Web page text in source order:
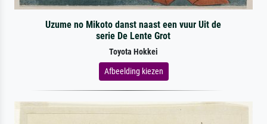
Uzume no Mikoto danst naast een vuur Uit de
serie De Lente Grot
Toyota Hokkei
Afbeelding kiezen